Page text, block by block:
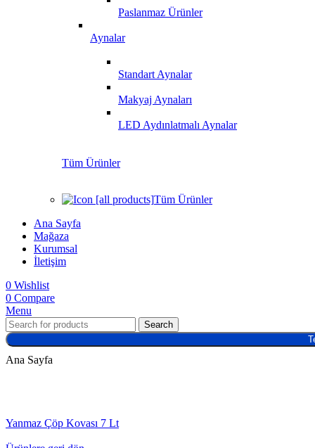
Paslanmaz Ürünler
Aynalar
Standart Aynalar
Makyaj Aynaları
LED Aydınlatmalı Aynalar
Tüm Ürünler
Tüm Ürünler
Ana Sayfa
Mağaza
Kurumsal
İletişim
0 Wishlist
0 Compare
Menu
Search
Ana Sayfa
Yanmaz Çöp Kovası 7 Lt